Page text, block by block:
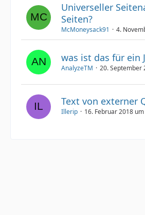
Universeller
Seiten?
McMoneysack91 4.
was ist das für ein
AnalyzeTM 20. September
Text von externer
Illerip 16. Februar 2018